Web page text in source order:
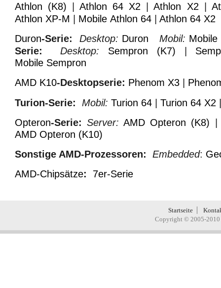
Athlon (K8) |Athlon 64 X2 |Athlon X2
Athlon XP-M
Mobile Athlon 64
Athlon 64 X2
Duron-Serie: Desktop: Duron Mobil: Mobile
Serie:
Desktop: Sempron (K7)
Mobile Sempron
AMD K10-Desktopserie: Phenom X3
Turion-Serie:
Mobil: Turion 64 | Turion 64 X2
Opteron-Serie: Server: AMD Opteron (K8)
AMD Opteron (K10)
Sonstige AMD-Prozessoren:
Embedded:
AMD-Chipsätze: 7er-Serie
Startseite
Copyright © 2005-2010